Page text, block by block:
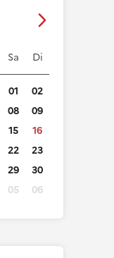
Sa Di
01
02
08
09
15
16
22
23
29
30
05 06